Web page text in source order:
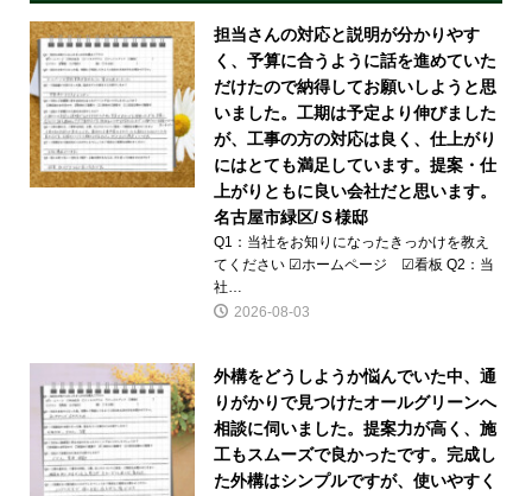
担当さんの対応と説明が分かりやす
く、予算に合うように話を進めていた
だけたので納得してお願いしようと思
いました。工期は予定より伸びました
が、工事の方の対応は良く、仕上がり
にはとても満足しています。提案・仕
上がりともに良い会社だと思います。
名古屋市緑区/Ｓ様邸
Q1：当社をお知りになったきっかけを教え
てください ☑ホームページ ☑看板 Q2：当
社…
2026-08-03
外構をどうしようか悩んでいた中、通
りがかりで見つけたオールグリーンへ
相談に伺いました。提案力が高く、施
工もスムーズで良かったです。完成し
た外構はシンプルですが、使いやすく